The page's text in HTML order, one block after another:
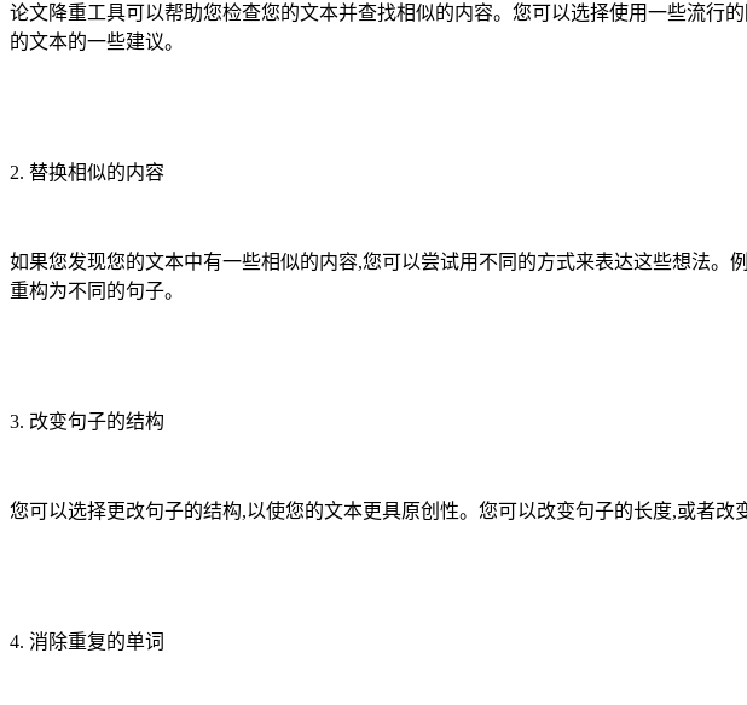
论文降重工具可以帮助您检查您的文本并查找相似的内容。您可以选择使用一些流行
的文本的一些建议。
2. 替换相似的内容
如果您发现您的文本中有一些相似的内容,您可以尝试用不同的方式来表达这些想法
重构为不同的句子。
3. 改变句子的结构
您可以选择更改句子的结构,以使您的文本更具原创性。您可以改变句子的长度,或者改
4. 消除重复的单词